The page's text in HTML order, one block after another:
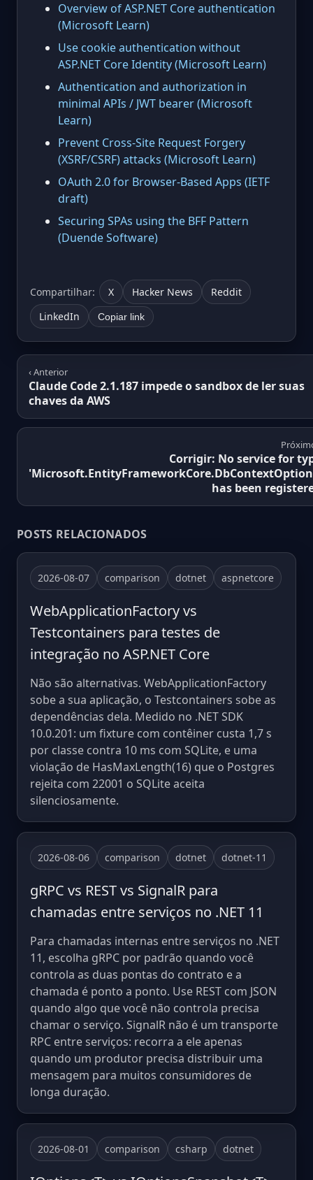
Overview of ASP.NET Core authentication
(Microsoft Learn)
Use cookie authentication without
ASP.NET Core Identity (Microsoft Learn)
Authentication and authorization in
minimal APIs / JWT bearer (Microsoft
Learn)
Prevent Cross-Site Request Forgery
(XSRF/CSRF) attacks (Microsoft Learn)
OAuth 2.0 for Browser-Based Apps (IETF
draft)
Securing SPAs using the BFF Pattern
(Duende Software)
Compartilhar: X Hacker News
Reddit
LinkedIn
Copiar link
‹ Anterior
Claude Code 2.1.187 impede o sandbox de ler suas
chaves da AWS
Corrigir: No service for
has been
POSTS RELACIONADOS
2026-08-07 comparison dotnet aspnetcore
WebApplicationFactory vs
Testcontainers para testes de
integração no ASP.NET Core
Não são alternativas. WebApplicationFactory
sobe a sua aplicação, o Testcontainers sobe as
dependências dela. Medido no .NET SDK
10.0.201: um fixture com contêiner custa 1,7 s
por classe contra 10 ms com SQLite, e uma
violação de HasMaxLength(16) que o Postgres
rejeita com 22001 o SQLite aceita
silenciosamente.
2026-08-06 comparison dotnet dotnet-11
gRPC vs REST vs SignalR para
chamadas entre serviços no .NET 11
Para chamadas internas entre serviços no .NET
11, escolha gRPC por padrão quando você
controla as duas pontas do contrato e a
chamada é ponto a ponto. Use REST com JSON
quando algo que você não controla precisa
chamar o serviço. SignalR não é um transporte
RPC entre serviços: recorra a ele apenas
quando um produtor precisa distribuir uma
mensagem para muitos consumidores de
longa duração.
2026-08-01 comparison csharp dotnet